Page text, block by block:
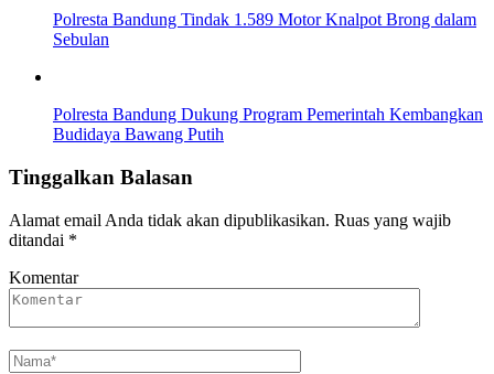
Polresta Bandung Tindak 1.589 Motor Knalpot Brong dalam
Sebulan
Polresta Bandung Dukung Program Pemerintah Kembangkan
Budidaya Bawang Putih
Tinggalkan Balasan
Alamat email Anda tidak akan dipublikasikan. Ruas yang wajib
ditandai *
Komentar